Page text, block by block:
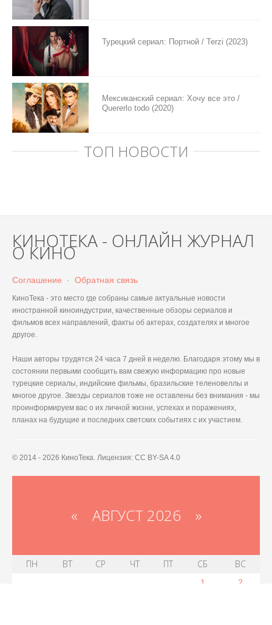
Турецкий сериал: Портной / Terzi (2023)
Мексиканский сериал: Хочу все это /
Quererlo todo (2020)
ТОП НОВОСТИ
КИНОТЕКА - ОНЛАЙН ЖУРНАЛ
О КИНО
Соглашение · Обратная связь
КиноТека - это место где собраны самые актуальные новости
иностранной киноиндустрии, качественные обзоры сериалов и
фильмов всех направлений, факты об актерах, создателях и многое
другое.
Наши авторы трудятся 24 часа 7 дней в неделю. Благодаря этому мы в
состоянии первыми сообщить вам свежую информацию про новые
турецкие сериалы, индийские фильмы, бразильские теленовеллы и
многое другое. Звезды сериалов тоже не оставлены без внимания - мы
проинформируем вас о их личной жизни, успехах и поражениях,
планах на будущие и последних светских событиях с их участием.
© 2014 - 2026 КиноТека. Лицензия: CC BY-SA 4.0
« АВГУСТ 2026 »
ПН ВТ СР ЧТ ПТ СБ ВС
1
2